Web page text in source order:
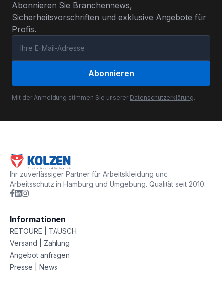
Abonnieren Sie Branchennews,
Sicherheitsvorschriften und exklusive Angebote für
Profis.
Abonnieren
Mit der Anmeldung stimmen Sie unserer Datenschutzerklärung.
Ihr zuverlässiger Partner für Arbeitskleidung und
Arbeitsschutz in Hamburg und Umgebung. Qualität seit 2010.
Informationen
RETOURE | TAUSCH
Versand | Zahlung
Angebot anfragen
Presse | News